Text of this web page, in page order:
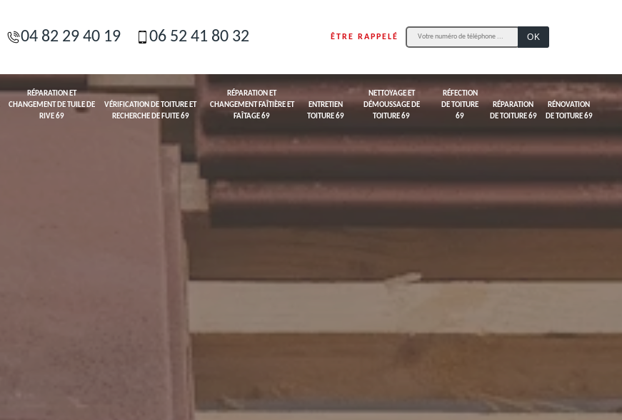
04 82 29 40 19 06 52 41 80 32 ÊTRE RAPPELÉ
RÉPARATION ET
CHANGEMENT DE TUILE DE
RIVE 69
VÉRIFICATION DE TOITURE ET
RECHERCHE DE FUITE 69
RÉPARATION ET
CHANGEMENT FAÎTIÈRE ET
FAÎTAGE 69
ENTRETIEN
TOITURE 69
NETTOYAGE ET
DÉMOUSSAGE DE
TOITURE 69
RÉFECTION
DE TOITURE
69
RÉPARATION
DE TOITURE 69
RÉNOVATION
DE TOITURE 69